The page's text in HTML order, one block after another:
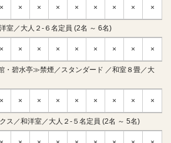
× × × × × × × × ×
室／大人２-６名定員 (2名 ～ 6名)
× × × × × × × × ×
・碧水亭≫禁煙／スタンダード ／和室８畳／大
× × × × × × × × ×
／和洋室／大人２-５名定員 (2名 ～ 5名)